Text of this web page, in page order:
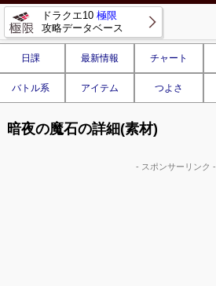
ドラクエ10 極限
攻略データベース
日課 最新情報 チャート
バトル系 アイテム つよさ
暗夜の魔石の詳細(素材)
- スポンサーリンク -